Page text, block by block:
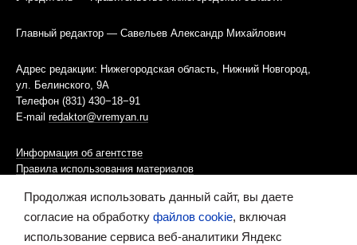
Главный редактор — Савельев Александр Михайлович
Адрес редакции: Нижегородская область, Нижний Новгород,
ул. Белинского, 9А
Телефон (831) 430−18−91
E-mail redaktor@vremyan.ru
Информация об агентстве
Правила использования материалов
Информационная политика использования «cookies»-файлов
Ресурс содержит материалы 16+
Продолжая использовать данный сайт, вы даете
согласие на обработку файлов cookie, включая
использование сервиса веб-аналитики Яндекс